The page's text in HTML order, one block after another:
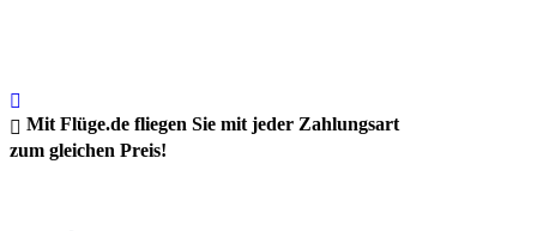
Mit Flüge.de fliegen Sie mit jeder Zahlungsart
zum gleichen Preis!